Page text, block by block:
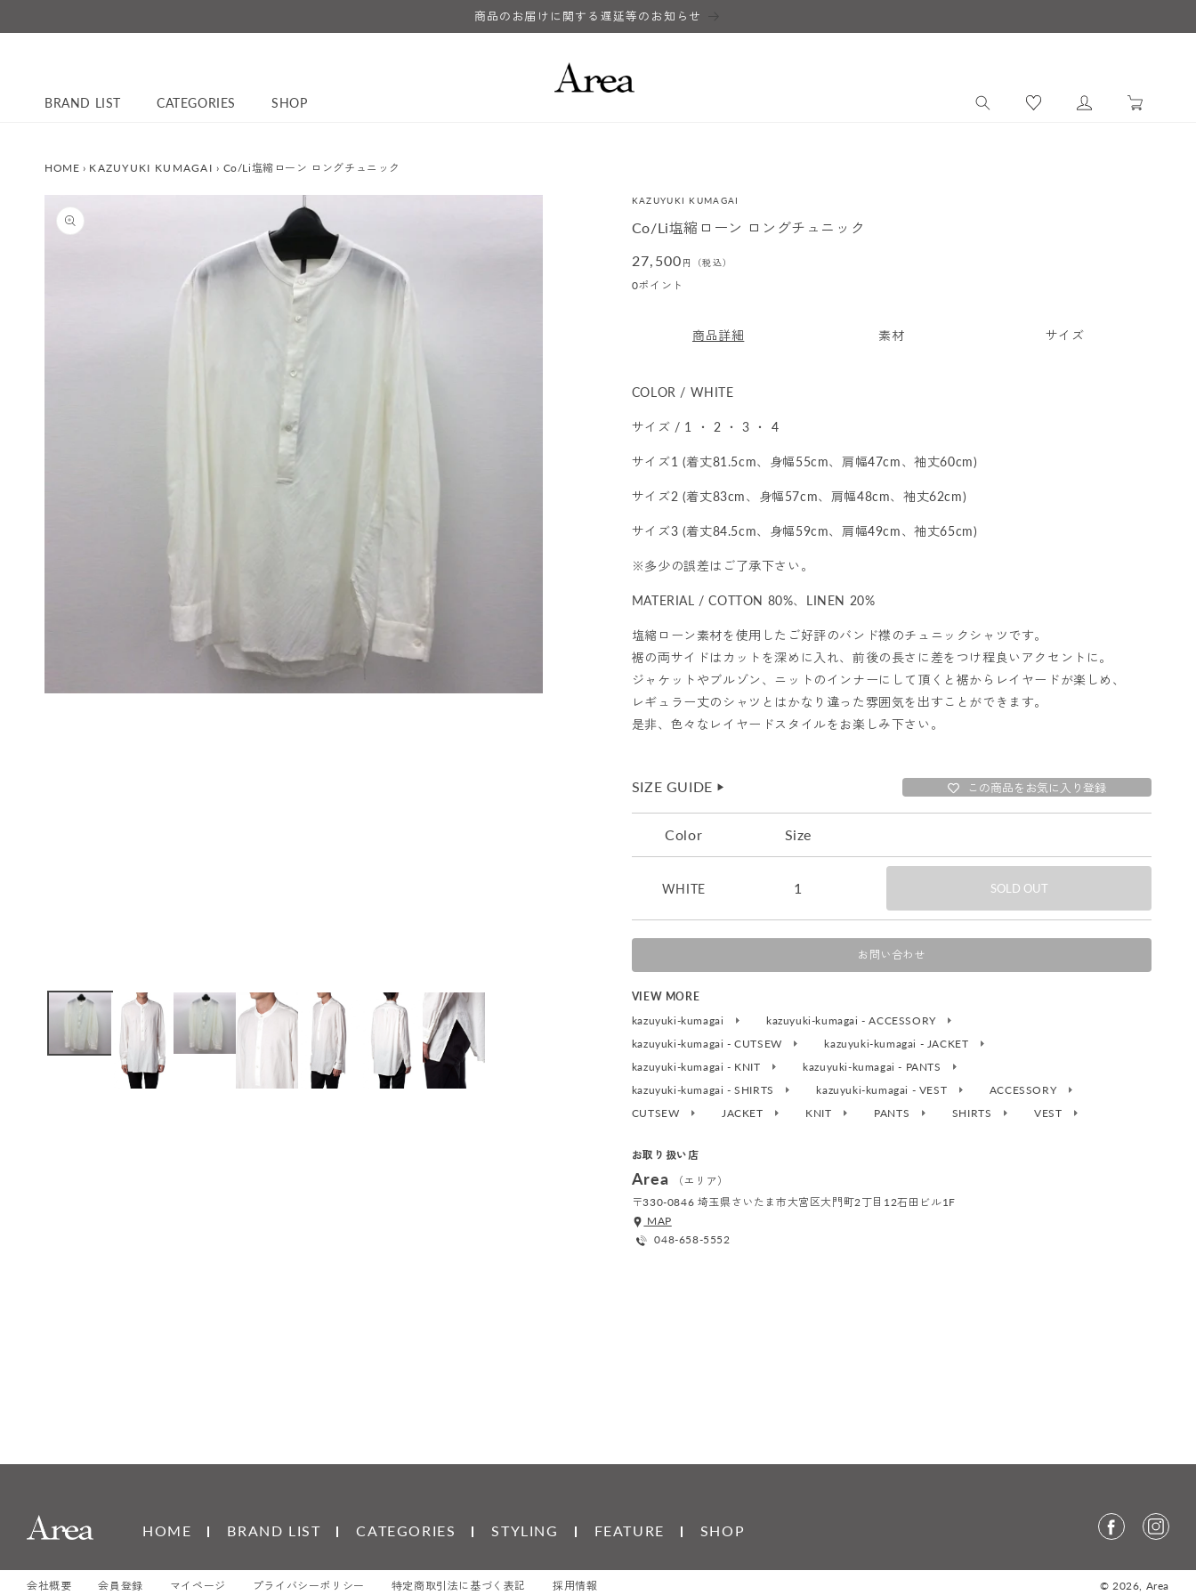
進む
商品のお届けに関する遅延等のお知らせ
BRAND LIST CATEGORIES SHOP
イ
ー
HOME › KAZUYUKI KUMAGAI › Co/Li塩縮ローン ロングチュニック
KAZUYUKI KUMAGAI
Co/Li塩縮ローン ロングチュニック
通
常
27,500 円（税込）
0ポイント
商品詳細 素材 サイズ
COLOR / WHITE
サイズ / 1 ・ 2 ・ 3 ・ 4
サイズ1 (着丈81.5cm、身幅55cm、肩幅47cm、袖丈60cm)
サイズ2 (着丈83cm、身幅57cm、肩幅48cm、袖丈62cm)
サイズ3 (着丈84.5cm、身幅59cm、肩幅49cm、袖丈65cm)
※多少の誤差はご了承下さい。
MATERIAL / COTTON 80%、LINEN 20%
塩縮ローン素材を使用したご好評のバンド襟のチュニックシャツです。
裾の両サイドはカットを深めに入れ、前後の長さに差をつけ程良いアクセントに。
ジャケットやブルゾン、ニットのインナーにして頂くと裾からレイヤードが楽しめ、
レギュラー丈のシャツとはかなり違った雰囲気を出すことができます。
是非、色々なレイヤードスタイルをお楽しみ下さい。
SIZE GUIDE ▶︎ この商品をお気に入り登録
Color Size
WHITE 1 SOLD OUT
お問い合わせ
VIEW MORE
kazuyuki-kumagai
kazuyuki-kumagai - ACCESSORY
kazuyuki-kumagai - CUTSEW
kazuyuki-kumagai - JACKET
kazuyuki-kumagai - KNIT
kazuyuki-kumagai - PANTS
kazuyuki-kumagai - SHIRTS
kazuyuki-kumagai - VEST
ACCESSORY
CUTSEW
JACKET KNIT PANTS SHIRTS VEST
お取り扱い店
Area
（エリア）
〒330-0846 埼玉県さいたま市大宮区大門町2丁目12石田ビル1F
MAP
048-658-5552
HOME BRAND LIST CATEGORIES STYLING FEATURE SHOP
会社概要 会員登録 マイページ プライバシーポリシー 特定商取引法に基づく表記 採用情報 © 2026, Area